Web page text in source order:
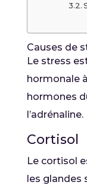
Causes de
Le stress
hormonale
hormones
l’adrénaline.
Cortisol
Le cortisol
les glandes